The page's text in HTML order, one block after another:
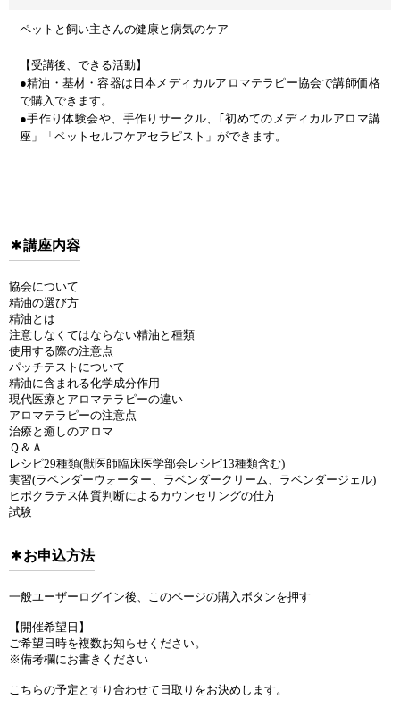
ペットと飼い主さんの健康と病気のケア
【受講後、できる活動】
●精油・基材・容器は日本メディカルアロマテラピー協会で講師価格
で購入できます。
●手作り体験会や、手作りサークル、｢初めてのメディカルアロマ講
座」「ペットセルフケアセラピスト」ができます。
講座内容
協会について
精油の選び方
精油とは
注意しなくてはならない精油と種類
使用する際の注意点
パッチテストについて
精油に含まれる化学成分作用
現代医療とアロマテラピーの違い
アロマテラピーの注意点
治療と癒しのアロマ
Ｑ＆Ａ
レシピ29種類(獣医師臨床医学部会レシピ13種類含む)
実習(ラベンダーウォーター、ラベンダークリーム、ラベンダージェル)
ヒポクラテス体質判断によるカウンセリングの仕方
試験
お申込方法
一般ユーザーログイン後、このページの購入ボタンを押す
【開催希望日】
ご希望日時を複数お知らせください。
※備考欄にお書きください
こちらの予定とすり合わせて日取りをお決めします。